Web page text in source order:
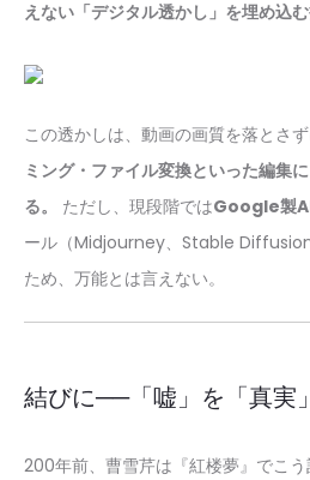
えない「デジタル透かし」を埋め込む
この透かしは、動画の画質を落とさず
ミング・ファイル変換といった編集
る。
ただし、現段階ではGoogle製
ール（Midjourney、Stable
ため、万能とは言えない。
結びに──「嘘」を「真実
200年前、曹雪芹は『紅楼夢』でこう